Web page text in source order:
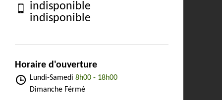
indisponible
indisponible
Horaire d'ouverture
Lundi-Samedi 8h00 - 18h00
Dimanche Férmé